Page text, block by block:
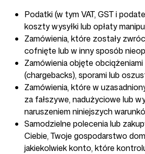
Podatki (w tym VAT, GST i
koszty wysyłki lub opłaty
Zamówienia, które zostały
cofnięte lub w inny sposób
Zamówienia objęte
(chargebacks), sporami lub
Zamówienia, które w
za fałszywe, nadużyciowe lub
naruszeniem niniejszych
Samodzielne polecenia lub
Ciebie, Twoje gospodarstwo
jakiekolwiek konto, które